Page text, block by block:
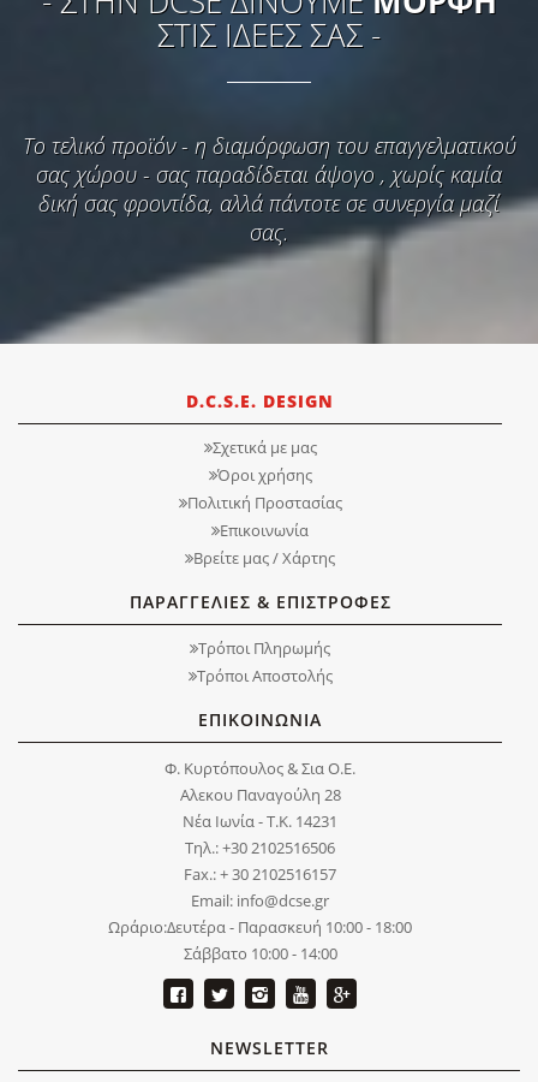
ΣΤΙΣ ΙΔΕΕΣ ΣΑΣ -
Το τελικό προϊόν - η διαμόρφωση του επαγγελματικού
σας χώρου - σας παραδίδεται άψογο , χωρίς καμία
δική σας φροντίδα, αλλά πάντοτε σε συνεργία μαζί
σας.
D.C.S.E. DESIGN
Σχετικά με μας
Όροι χρήσης
Πολιτική Προστασίας
Επικοινωνία
Βρείτε μας / Χάρτης
ΠΑΡΑΓΓΕΛΙΕΣ & ΕΠΙΣΤΡΟΦΕΣ
Τρόποι Πληρωμής
Τρόποι Αποστολής
ΕΠΙΚΟΙΝΩΝΙΑ
Φ. Κυρτόπουλος & Σια Ο.Ε.
Αλεκου Παναγούλη 28
Νέα Ιωνία - Τ.Κ. 14231
Τηλ.: +30 2102516506
Fax.: + 30 2102516157
Email: info@dcse.gr
Ωράριο:Δευτέρα - Παρασκευή 10:00 - 18:00
Σάββατο 10:00 - 14:00
NEWSLETTER